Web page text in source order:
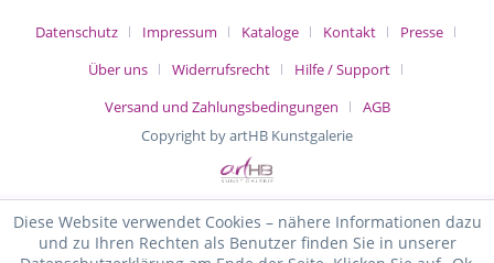
Datenschutz Impressum Kataloge Kontakt
Presse
Über uns
Widerrufsrecht
Hilfe / Support
Versand und Zahlungsbedingungen
AGB
Copyright by artHB Kunstgalerie
Diese Website verwendet Cookies – nähere Informationen dazu
und zu Ihren Rechten als Benutzer finden Sie in unserer